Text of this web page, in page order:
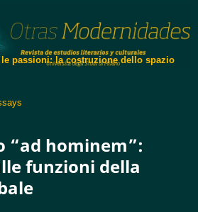
le passioni: la costruzione dello spazio
“ad hominem”:
funzioni della